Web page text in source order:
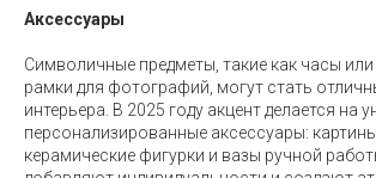
Аксессуары
Символичные предметы, такие как часы
рамки для фотографий, могут стать
интерьера. В 2025 году акцент делается на
персонализированные аксессуары:
керамические фигурки и вазы ручной